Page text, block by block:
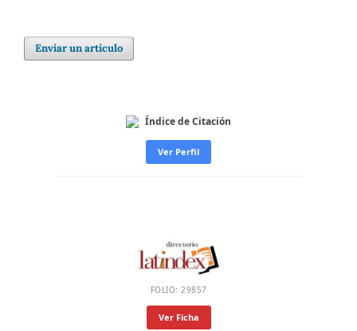
Enviar un artículo
Índice de Citación
Ver Perfil
FOLIO: 29857
Ver Ficha